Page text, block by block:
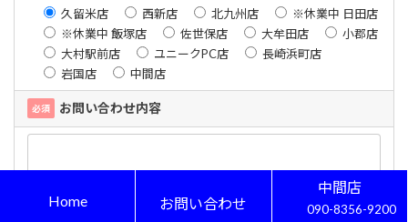
久留米店 西新店 北九州店
※休業中 日田店
※休業中 飯塚店
佐世保店 大牟田店
小郡店
大村駅前店
ユニークPC店
長崎浜町店
岩国店
中間店
必須 お問い合わせ内容
Home お問い合わせ
久留米店
0942ｰ46ｰ3210
Home お問い合わせ
中間店
090-8356-9200